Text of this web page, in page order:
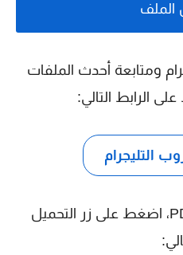
الملف
ومتابعة أحدث الملفات
الرابط التالي:
التليجرام
لتحميل الملف بصيغة PDF، اضغط على زر التحميل